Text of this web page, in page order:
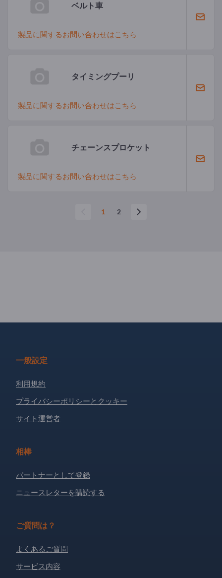
ベルト車
製品に関するお問い合わせはこちら
タイミングプーリ
製品に関するお問い合わせはこちら
チェーンスプロケット
製品に関するお問い合わせはこちら
1 2
一般設定
利用規約
プライバシーポリシーとクッキー
サイト運営者
相棒
パートナーとして登録
ニュースレターを購読する
ご質問は？
よくあるご質問
サービス内容